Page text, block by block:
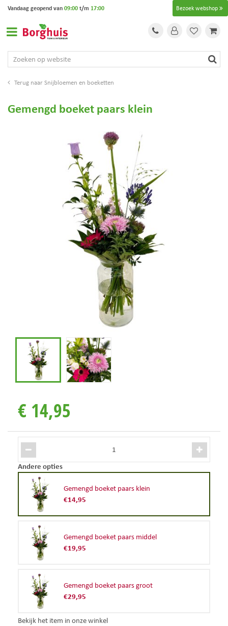
Snijbloemen en boeketten
Bezoek webshop
Vandaag geopend van09:00t/m 17:00
Gemengd boeket paars klein
€ 14,95
Andere opties
Gemengd boeket paars klein
€14,95
Gemengd boeket paars middel
€19,95
Gemengd boeket paars groot
€29,95
Bekijk het item in onze winkel